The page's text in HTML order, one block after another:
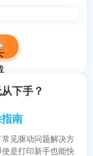
下手？
南
见驱动问题解决方
是打印新手也能快
简化了设置流
的打印机故障。